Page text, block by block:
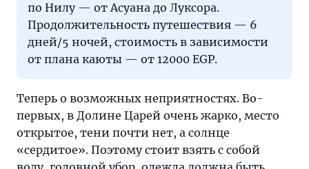
по Нилу — от Асуана до Луксора.
Продолжительность путешествия — 6
дней/5 ночей, стоимость в зависимости
от плана каюты — от 12000 EGP.
Теперь о возможных неприятностях. Во-
первых, в Долине Царей очень жарко, место
открытое, тени почти нет, а солнце
«сердитое». Поэтому стоит взять с собой